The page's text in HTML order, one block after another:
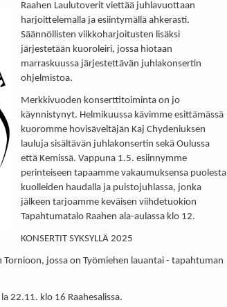
Raahen Laulutoverit viettää juhlavuottaan
harjoittelemalla ja esiintymällä ahkerasti.
Säännöllisten viikkoharjoitusten lisäksi
järjestetään kuoroleiri, jossa hiotaan
marraskuussa järjestettävän juhlakonsertin
ohjelmistoa.
Merkkivuoden konserttitoiminta on jo
käynnistynyt. Helmikuussa kävimme esittämässä
kuoromme hovisäveltäjän Kaj Chydeniuksen
lauluja sisältävän juhlakonsertin sekä Oulussa
että Kemissä. Vappuna 1.5. esiinnymme
perinteiseen tapaamme vakaumuksensa puolesta
kuolleiden haudalla ja puistojuhlassa, jonka
jälkeen tarjoamme keväisen viihdetuokion
Tapahtumatalo Raahen ala-aulassa klo 12.
KONSERTIT SYKSYLLÄ 2025
jossa on Työmiehen lauantai - tapahtuman
22.11. klo 16 Raahesalissa.